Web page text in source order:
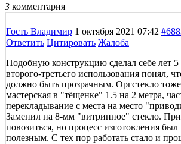
3 комментария
Гость Владимир 1 октября 2021 07:42
Ответить Цитировать Жалоба
Подобную конструкцию сделал себе лет
второго-третьего использования понял,
должно быть прозрачным. Оргстекло
мастерская в "тёщенке" 1.5 на 2 метра,
перекладывание с места на место
Заменил на 8-мм "витринное" стекло.
повозиться, но процесс изготовления
полезным. С тех пор работать стало и